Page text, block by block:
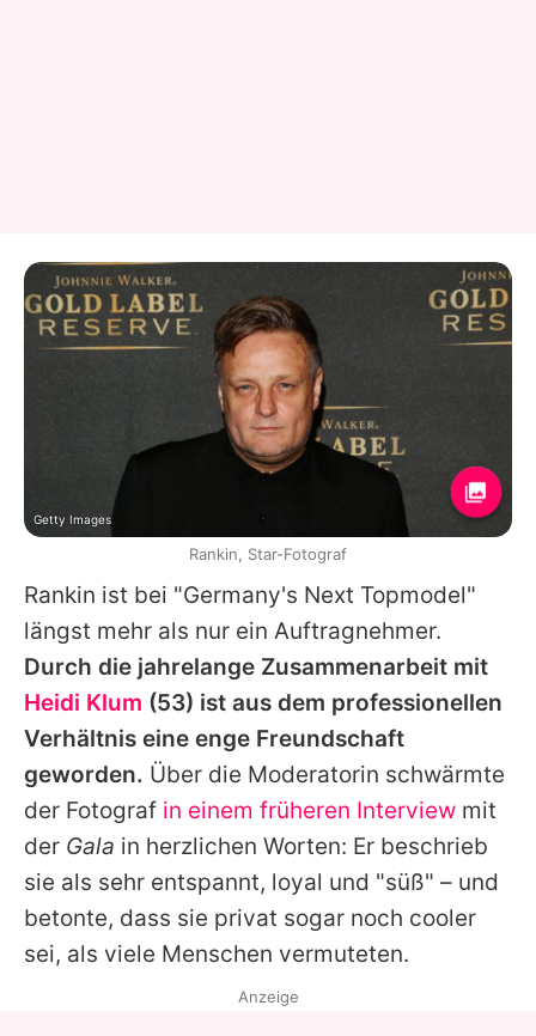
Rankin ist bei "Germany's Next Topmodel"
längst mehr als nur ein Auftragnehmer.
Durch die jahrelange Zusammenarbeit mit
Heidi Klum (53) ist aus dem professionellen
Verhältnis eine enge Freundschaft
geworden. Über die Moderatorin schwärmte
der Fotograf in einem früheren Interview mit
der Gala in herzlichen Worten: Er beschrieb
sie als sehr entspannt, loyal und "süß" – und
betonte, dass sie privat sogar noch cooler
sei, als viele Menschen vermuteten.
Getty Images
Rankin, Star-Fotograf
Anzeige